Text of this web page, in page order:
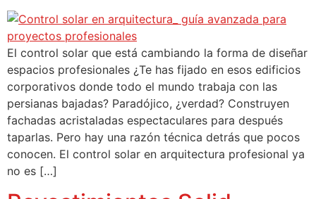
El control solar que está cambiando la forma de diseñar
espacios profesionales ¿Te has fijado en esos edificios
corporativos donde todo el mundo trabaja con las
persianas bajadas? Paradójico, ¿verdad? Construyen
fachadas acristaladas espectaculares para después
taparlas. Pero hay una razón técnica detrás que pocos
conocen. El control solar en arquitectura profesional ya
no es […]